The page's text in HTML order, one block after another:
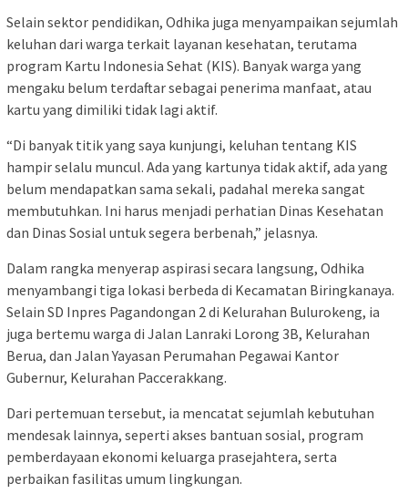
Selain sektor pendidikan, Odhika juga menyampaikan sejumlah
keluhan dari warga terkait layanan kesehatan, terutama
program Kartu Indonesia Sehat (KIS). Banyak warga yang
mengaku belum terdaftar sebagai penerima manfaat, atau
kartu yang dimiliki tidak lagi aktif.
“Di banyak titik yang saya kunjungi, keluhan tentang KIS
hampir selalu muncul. Ada yang kartunya tidak aktif, ada yang
belum mendapatkan sama sekali, padahal mereka sangat
membutuhkan. Ini harus menjadi perhatian Dinas Kesehatan
dan Dinas Sosial untuk segera berbenah,” jelasnya.
Dalam rangka menyerap aspirasi secara langsung, Odhika
menyambangi tiga lokasi berbeda di Kecamatan Biringkanaya.
Selain SD Inpres Pagandongan 2 di Kelurahan Bulurokeng, ia
juga bertemu warga di Jalan Lanraki Lorong 3B, Kelurahan
Berua, dan Jalan Yayasan Perumahan Pegawai Kantor
Gubernur, Kelurahan Paccerakkang.
Dari pertemuan tersebut, ia mencatat sejumlah kebutuhan
mendesak lainnya, seperti akses bantuan sosial, program
pemberdayaan ekonomi keluarga prasejahtera, serta
perbaikan fasilitas umum lingkungan.